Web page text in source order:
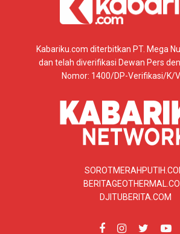
Kabariku.com diterbitkan PT. Mega
dan telah diverifikasi Dewan Pers
Nomor: 1400/DP-Verifikasi/K/
DJITUBERITA.COM